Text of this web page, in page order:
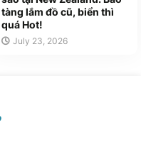
tàng lắm đồ cũ, biển thì
quá Hot!
July 23, 2026